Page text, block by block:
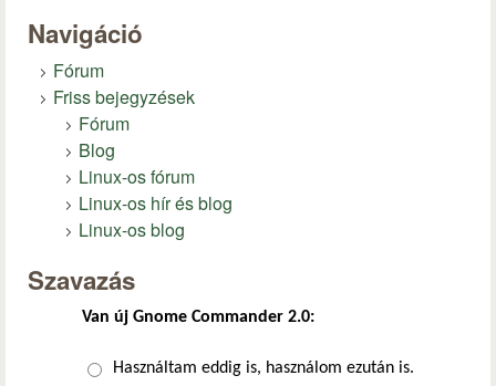
Navigáció
Fórum
Friss bejegyzések
Fórum
Blog
Linux-os fórum
Linux-os hír és blog
Linux-os blog
Szavazás
Van új Gnome Commander 2.0:
Választások
Használtam eddig is, használom ezután is.